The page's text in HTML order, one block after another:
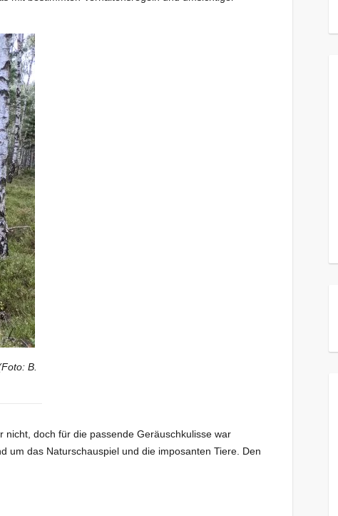
B.
doch für die passende Geräuschkulisse war
um das Naturschauspiel und die imposanten Tiere. Den